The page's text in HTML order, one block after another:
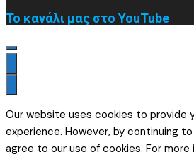
Το κανάλι μας στο YouTube
Our website uses cookies to provide
experience. However, by continuing
agree to our use of cookies. For more